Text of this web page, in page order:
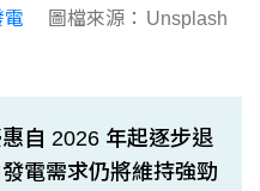
電 圖檔來源： Unsplash
自 2026 年起逐步退
電需求仍將維持強勁